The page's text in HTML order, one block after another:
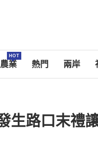
農業
HOT
熱門 兩岸
生路口末禮